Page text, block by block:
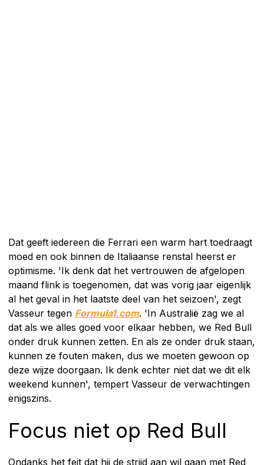
Dat geeft iedereen die Ferrari een warm hart toedraagt
moed en ook binnen de Italiaanse renstal heerst er
optimisme. 'Ik denk dat het vertrouwen de afgelopen
maand flink is toegenomen, dat was vorig jaar eigenlijk
al het geval in het laatste deel van het seizoen', zegt
Vasseur tegen Formula1.com. 'In Australië zag we al
dat als we alles goed voor elkaar hebben, we Red Bull
onder druk kunnen zetten. En als ze onder druk staan,
kunnen ze fouten maken, dus we moeten gewoon op
deze wijze doorgaan. Ik denk echter niet dat we dit elk
weekend kunnen', tempert Vasseur de verwachtingen
enigszins.
Focus niet op Red Bull
Ondanks het feit dat hij de strijd aan wil gaan met Red